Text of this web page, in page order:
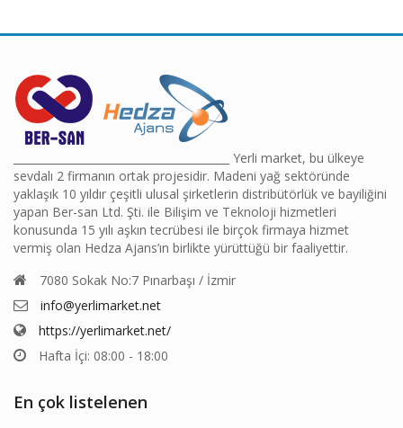
________________________________________ Yerli market, bu ülkeye
sevdalı 2 firmanın ortak projesidir. Madeni yağ sektöründe
yaklaşık 10 yıldır çeşitli ulusal şirketlerin distribütörlük ve bayiliğini
yapan Ber-san Ltd. Şti. ile Bilişim ve Teknoloji hizmetleri
konusunda 15 yılı aşkın tecrübesi ile birçok firmaya hizmet
vermiş olan Hedza Ajans’ın birlikte yürüttüğü bir faaliyettir.
7080 Sokak No:7 Pınarbaşı / İzmir
info@yerlimarket.net
https://yerlimarket.net/
Hafta İçi: 08:00 - 18:00
En çok listelenen